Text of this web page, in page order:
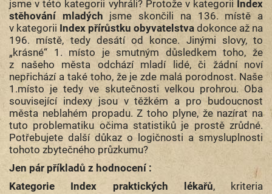
jsme v této kategorii vyhráli? Protože v kategorii Index
stěhování mladých jsme skončili na 136. místě a
v kategorii Index přírůstku obyvatelstva dokonce až na
196. místě, tedy desátí od konce. Jinými slovy, to
„krásné“ 1. místo je smutným důsledkem toho, že
z našeho města odchází mladí lidé, či žádní noví
nepřichází a také toho, že je zde malá porodnost. Naše
1.místo je tedy ve skutečnosti velkou prohrou. Oba
související indexy jsou v těžkém a pro budoucnost
města neblahém propadu. Z toho plyne, že nazírat na
tuto problematiku očima statistiků je prostě zrůdné.
Potřebujete další důkaz o logičnosti a smysluplnosti
tohoto zbytečného průzkumu?
Jen pár příkladů z hodnocení :
Kategorie Index praktických lékařů, kriteria